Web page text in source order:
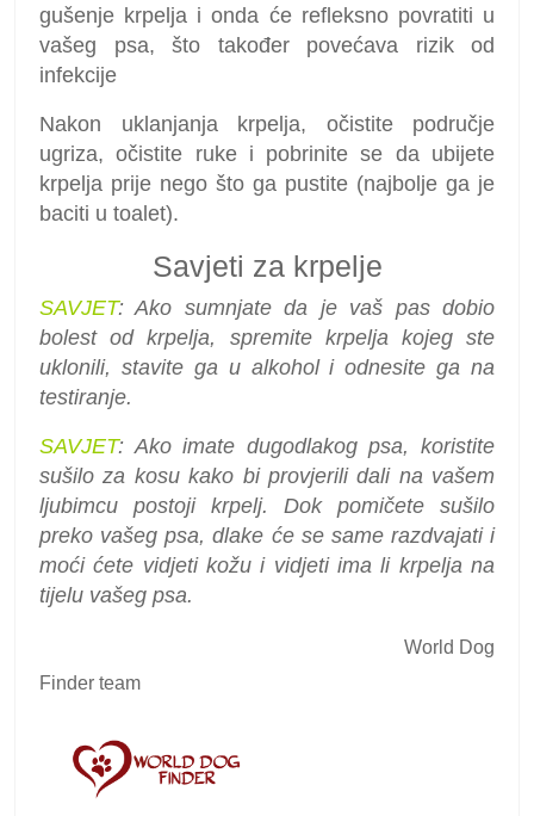
gušenje krpelja i onda će refleksno povratiti u
vašeg psa, što također povećava rizik od
infekcije
Nakon uklanjanja krpelja, očistite područje
ugriza, očistite ruke i pobrinite se da ubijete
krpelja prije nego što ga pustite (najbolje ga je
baciti u toalet).
Savjeti za krpelje
SAVJET: Ako sumnjate da je vaš pas dobio
bolest od krpelja, spremite krpelja kojeg ste
uklonili, stavite ga u alkohol i odnesite ga na
testiranje.
SAVJET: Ako imate dugodlakog psa, koristite
sušilo za kosu kako bi provjerili dali na vašem
ljubimcu postoji krpelj. Dok pomičete sušilo
preko vašeg psa, dlake će se same razdvajati i
moći ćete vidjeti kožu i vidjeti ima li krpelja na
tijelu vašeg psa.
World Dog
Finder team